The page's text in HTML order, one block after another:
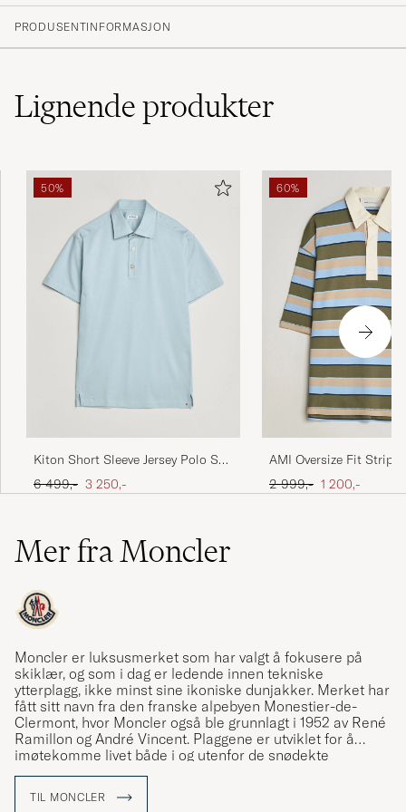
PRODUSENTINFORMASJON
Lignendeprodukter
50%
Kiton Short Sleeve Jersey Polo Sky
Blue
Ordinær pris
6 499,- Nedsatt pris
3 250,-
60%
AMI Oversize Fit
Multi
Ordinær pris
2 999,- Nedsatt pris
1 200,-
Mer fra Moncler
Moncler er luksusmerket som har valgt å fokusere på
skiklær, og som i dag er ledende innen tekniske
ytterplagg, ikke minst sine ikoniske dunjakker. Merket har
fått sitt navn fra den franske alpebyen Monestier-de-
Clermont, hvor Moncler også ble grunnlagt i 1952 av René
Ramillon og André Vincent. Plaggene er utviklet for å
imøtekomme livet både i og utenfor de snødekte
bakkene, og appellerer til både vintersportentusiaster og
av Moncler og tilbyr et nøye utvalgt sortiment av merkets
TIL MONCLER